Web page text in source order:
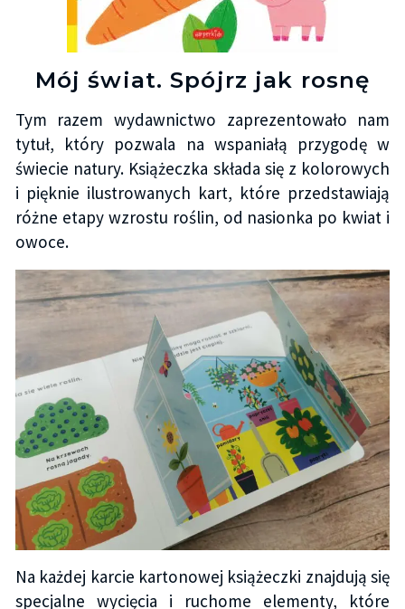
Mój świat. Spójrz jak rosnę
Tym razem wydawnictwo zaprezentowało nam
tytuł, który pozwala na wspaniałą przygodę w
świecie natury. Książeczka składa się z kolorowych
i pięknie ilustrowanych kart, które przedstawiają
różne etapy wzrostu roślin, od nasionka po kwiat i
owoce.
Na każdej karcie kartonowej książeczki znajdują się
specjalne wycięcia i ruchome elementy, które